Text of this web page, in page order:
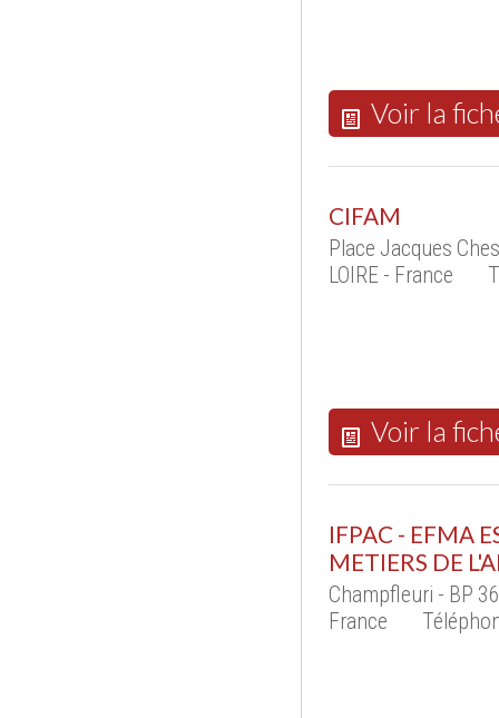
Voir la
CIFAM
Place Jacques
LOIRE - France
Voir la
IFPAC - EFMA
METIERS DE
Champfleuri - BP
France